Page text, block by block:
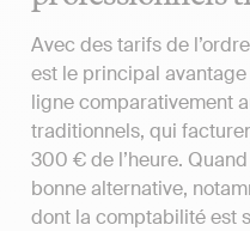
Avec des tarifs de
est le principal
ligne comparativement
traditionnels, qui
300 € de l’heure.
bonne alternative,
dont la comptabilité est